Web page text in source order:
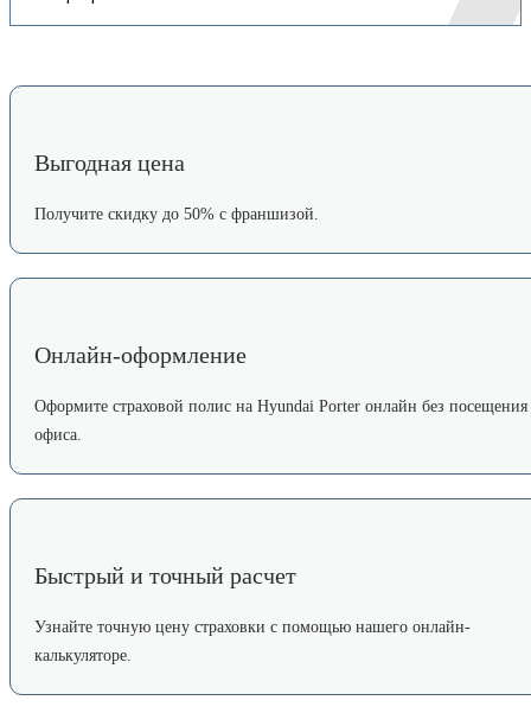
Выгодная цена
Получите скидку до 50% с франшизой.
Онлайн-оформление
Оформите страховой полис на Hyundai Porter онлайн без посещения
офиса.
Быстрый и точный расчет
Узнайте точную цену страховки с помощью нашего онлайн-
калькуляторе.